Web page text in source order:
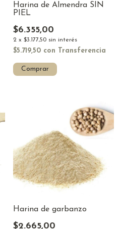
Harina de Almendra SIN
PIEL
$6.355,00
2 x $3.177,50 sin interés
$5.719,50 con Transferencia
Comprar
Harina de garbanzo
$2.665,00